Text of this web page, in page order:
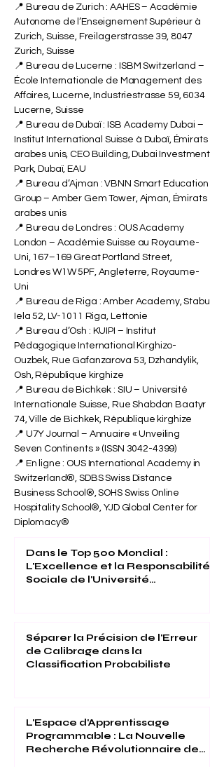
📍 Bureau de Zurich : AAHES – Académie
Autonome de l’Enseignement Supérieur à
Zurich, Suisse, Freilagerstrasse 39, 8047
Zurich, Suisse
📍 Bureau de Lucerne : ISBM Switzerland –
École Internationale de Management des
Affaires, Lucerne, Industriestrasse 59, 6034
Lucerne, Suisse
📍 Bureau de Dubaï : ISB Academy Dubai –
Institut International Suisse à Dubaï, Émirats
arabes unis, CEO Building, Dubai Investment
Park, Dubaï, EAU
📍 Bureau d’Ajman : VBNN Smart Education
Group – Amber Gem Tower, Ajman, Émirats
arabes unis
📍 Bureau de Londres : OUS Academy
London – Académie Suisse au Royaume-
Uni, 167–169 Great Portland Street,
Londres W1W 5PF, Angleterre, Royaume-
Uni
📍 Bureau de Riga : Amber Academy, Stabu
Iela 52, LV-1011 Riga, Lettonie
📍 Bureau d’Osh : KUIPI – Institut
Pédagogique International Kirghizo-
Ouzbek, Rue Gafanzarova 53, Dzhandylik,
Osh, République kirghize
📍 Bureau de Bichkek : SIU – Université
Internationale Suisse, Rue Shabdan Baatyr
74, Ville de Bichkek, République kirghize
📍 U7Y Journal – Annuaire « Unveiling
Seven Continents » (ISSN 3042-4399)
📍 En ligne : OUS International Academy in
Switzerland®, SDBS Swiss Distance
Business School®, SOHS Swiss Online
Hospitality School®, YJD Global Center for
Diplomacy®
Dans le Top 500 Mondial :
L'Excellence et la Responsabilité
Sociale de l'Université
Séparer la Précision de l'Erreur
de Calibrage dans la
Classification Probabiliste
L'Espace d'Apprentissage
Programmable : La Nouvelle
Recherche Révolutionnaire de